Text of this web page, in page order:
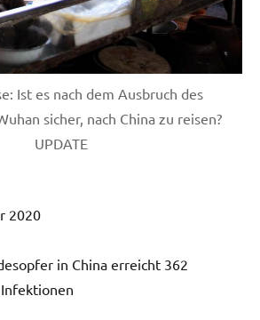
Ist es nach dem Ausbruch des
sicher, nach China zu reisen?
UPDATE
2020
in China erreicht 362